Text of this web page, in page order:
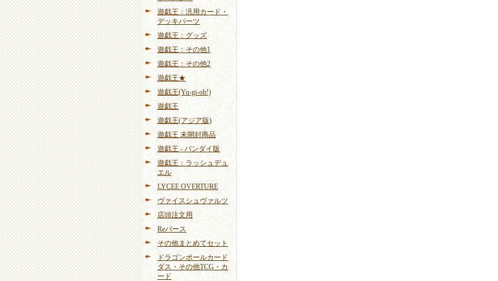
遊戯王：汎用カード・
デッキパーツ
遊戯王：グッズ
遊戯王：その他1
遊戯王：その他2
遊戯王★
遊戯王(Yu-gi-oh!)
遊戯王
遊戯王(アジア版)
遊戯王 未開封商品
遊戯王 - バンダイ版
遊戯王：ラッシュデュ
エル
LYCEE OVERTURE
ヴァイスシュヴァルツ
店頭注文用
Reバース
その他まとめてセット
ドラゴンボールカード
ダス・その他TCG・カ
ード